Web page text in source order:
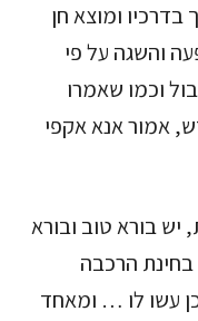
בדרכיו ומוצא חן
והשגה על פי
וכמו שאמרו
אמור אנא אקפי
יש בורא טוב ובורא
בחינת הרכבה
עשו לו … ומאחד